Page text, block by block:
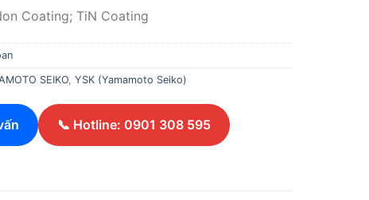
Coating; TiN Coating
SEIKO, YSK (Yamamoto Seiko)
📞 Hotline: 0901 308 595